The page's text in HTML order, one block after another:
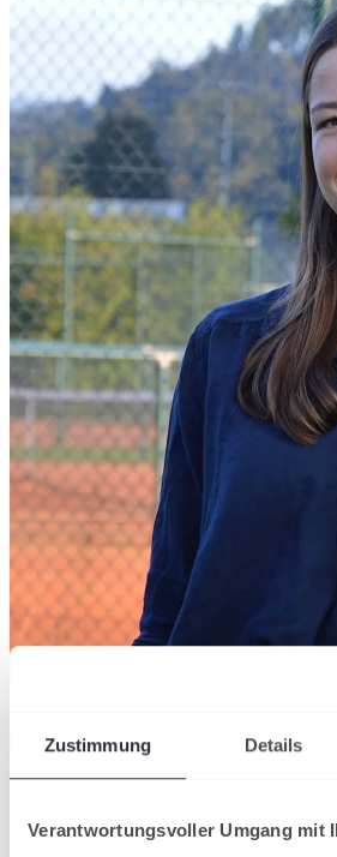
Zustimmung Details
Verantwortungsvoller Umgang mit
06224-9708-16
Offizielle Partner